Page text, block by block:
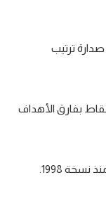
ترتيب
النمسا صعدت في المركز الثاني برصيد 4 نقاط بفارق الأهداف
1998.